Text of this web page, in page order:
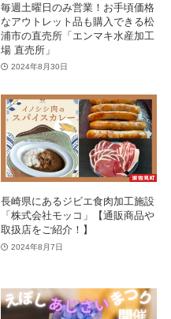
毎週土曜日のみ営業！お手頃価格
なアウトレット品も購入できる松
浦市の直売所「エンマキ水産加工
場 直売所」
2024年8月30日
長崎県にあるジビエ食肉加工施設
「株式会社モッコ」【通販商品や
取扱店をご紹介！】
2024年8月7日